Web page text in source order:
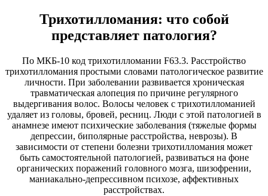
Трихотилломания: что собой
представляет патология?
По МКБ-10 код трихотилломании F63.3. Расстройство
трихотилломания простыми словами патологическое развитие
личности. При заболевании развивается хроническая
травматическая алопеция по причине регулярного
выдергивания волос. Волосы человек с трихотилломанией
удаляет из головы, бровей, ресниц. Люди с этой патологией в
анамнезе имеют психические заболевания (тяжелые формы
депрессии, биполярные расстройства, неврозы). В
зависимости от степени болезни трихотилломания может
быть самостоятельной патологией, развиваться на фоне
органических поражений головного мозга, шизофрении,
маниакально-депрессивном психозе, аффективных
расстройствах.